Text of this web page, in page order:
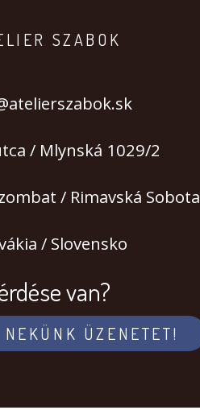
SZABOK
/ Mlynská 1029/2
/ Rimavská Sobota
/ Slovensko
van?
ÜZENETET!